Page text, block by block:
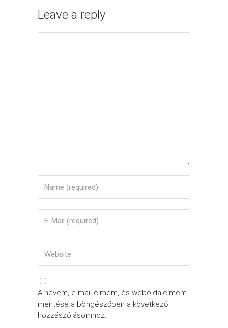
Leave a reply
A nevem, e-mail-címem, és weboldalcímem
mentése a böngészőben a következő
hozzászólásomhoz.